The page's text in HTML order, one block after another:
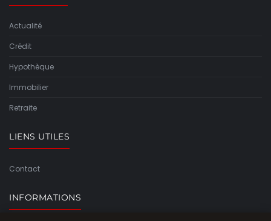
Actualité
Crédit
Hypothèque
Immobilier
Retraite
LIENS UTILES
Contact
INFORMATIONS